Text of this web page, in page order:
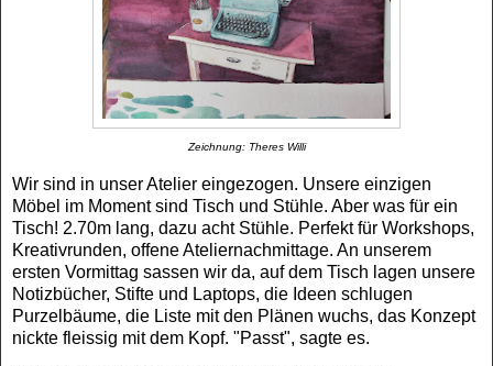
Zeichnung: Theres Willi
Wir sind in unser Atelier eingezogen. Unsere einzigen
Möbel im Moment sind Tisch und Stühle. Aber was für ein
Tisch! 2.70m lang, dazu acht Stühle. Perfekt für Workshops,
Kreativrunden, offene Ateliernachmittage. An unserem
ersten Vormittag sassen wir da, auf dem Tisch lagen unsere
Notizbücher, Stifte und Laptops, die Ideen schlugen
Purzelbäume, die Liste mit den Plänen wuchs, das Konzept
nickte fleissig mit dem Kopf. "Passt", sagte es.